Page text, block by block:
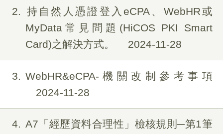
2
持自然人憑證登入eCPA、WebHR或
MyData常見問題(HiCOS PKI Smart
Card)之解決方式。
2024-11-28
3
WebHR&eCPA-機關改制參考事項
2024-11-28
4
A7「經歷資料合理性」檢核規則─第1筆